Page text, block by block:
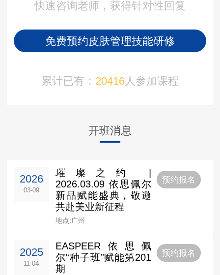
快速咨询老师，获得针对性回复
免费预约皮肤管理技能研修
累计已有： 20416人参加课程
开班消息
2026
03-09
璀璨之约 |
2026.03.09 依思佩尔
新品赋能盛典，敬邀
共赴美业新征程
地点:广州
预约报名
2025
11-04
EASPEER依思佩
尔“种子班”赋能第201
期
预约报名